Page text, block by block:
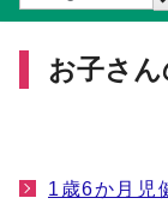
お子さ
1歳6か月児